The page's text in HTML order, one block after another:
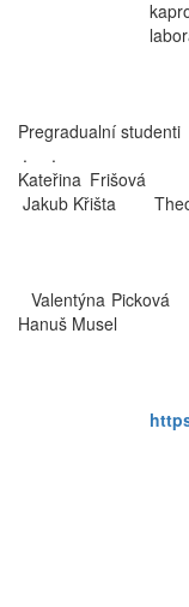
Pregradualní studenti
. .
Kateřina Frišová
Jakub Křišta
Valentýna
Hanuš Musel